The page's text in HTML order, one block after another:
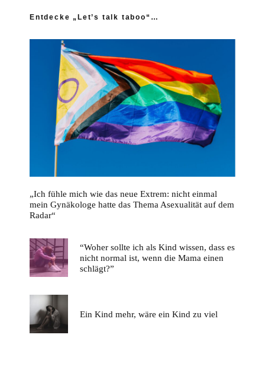
Entdecke „Let’s talk taboo“…
„Ich fühle mich wie das neue Extrem: nicht einmal
mein Gynäkologe hatte das Thema Asexualität auf dem
Radar“
“Woher sollte ich als Kind wissen, dass es
nicht normal ist, wenn die Mama einen
schlägt?”
Ein Kind mehr, wäre ein Kind zu viel